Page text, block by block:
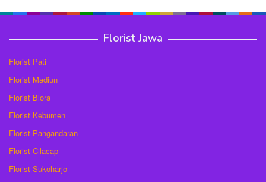
Florist Jawa
Florist Pati
Florist Madiun
Florist Blora
Florist Kebumen
Florist Pangandaran
Florist Cilacap
Florist Sukoharjo